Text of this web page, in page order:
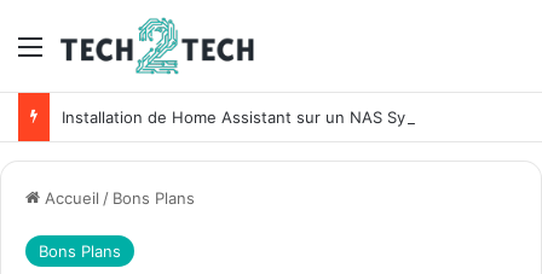
Menu
Installation de Home Assistant sur un NAS Synology
Accueil / Bons Plans
Bons Plans